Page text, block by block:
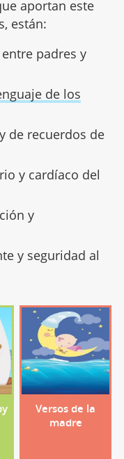
aportan este
están:
entre padres y
de los
de recuerdos de
y cardíaco del
y
y seguridad al
Versos de la
madre